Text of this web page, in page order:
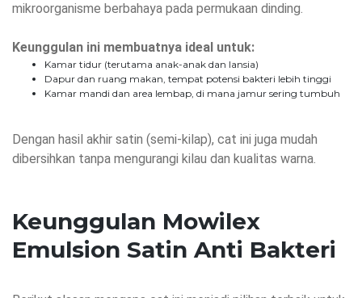
mikroorganisme berbahaya pada permukaan dinding.
Keunggulan ini membuatnya ideal untuk:
Kamar tidur (terutama anak-anak dan lansia)
Dapur dan ruang makan, tempat potensi bakteri lebih tinggi
Kamar mandi dan area lembap, di mana jamur sering tumbuh
Dengan hasil akhir satin (semi-kilap), cat ini juga mudah
dibersihkan tanpa mengurangi kilau dan kualitas warna.
Keunggulan Mowilex
Emulsion Satin Anti Bakteri